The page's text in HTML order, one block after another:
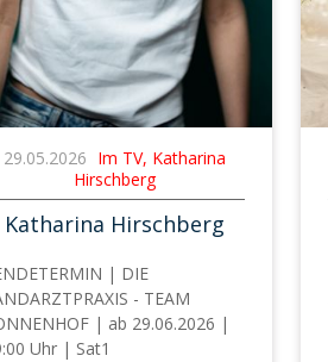
29.05.2026 Im TV, Katharina
Hirschberg
Katharina Hirschberg
| DIE
- TEAM
| ab 29.06.2026 |
Uhr | Sat1